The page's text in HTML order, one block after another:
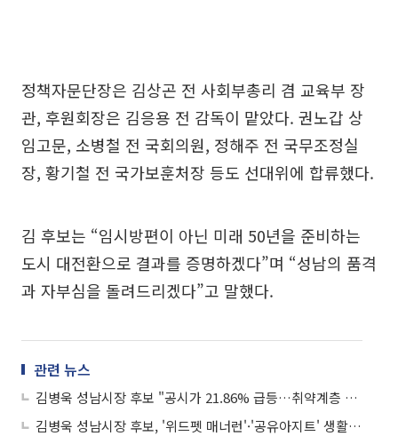
정책자문단장은 김상곤 전 사회부총리 겸 교육부 장
관, 후원회장은 김응용 전 감독이 맡았다. 권노갑 상
임고문, 소병철 전 국회의원, 정해주 전 국무조정실
장, 황기철 전 국가보훈처장 등도 선대위에 합류했다.
김 후보는 “임시방편이 아닌 미래 50년을 준비하는
도시 대전환으로 결과를 증명하겠다”며 “성남의 품격
과 자부심을 돌려드리겠다”고 말했다.
관련 뉴스
김병욱 성남시장 후보 "공시가 21.86% 급등…취약계층 재산세 한시 감면 추진"
김병욱 성남시장 후보, '위드펫 매너런'·'공유아지트' 생활밀착 공약 연달아 발표